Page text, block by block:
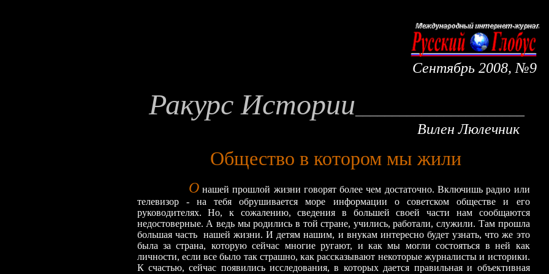
Сентябрь 2008, №9
Ракурс Истории
Вилен Люлечник
Общество в котором мы жили
Онашей прошлой жизни говорят более чем достаточно. Включишь радио или
телевизор - на тебя обрушивается море информации о советском обществе и его
руководителях. Но, к сожалению, сведения в большей своей части нам сообщаются
недостоверные. А ведь мы родились в той стране, учились, работали, служили. Там прошла
большая часть нашей жизни. И детям нашим, и внукам интересно будет узнать, что же это
была за страна, которую сейчас многие ругают, и как мы могли состояться в ней как
личности, если все было так страшно, как рассказывают некоторые журналисты и историки.
К счастью, сейчас появились исследования, в которых дается правильная и объективная